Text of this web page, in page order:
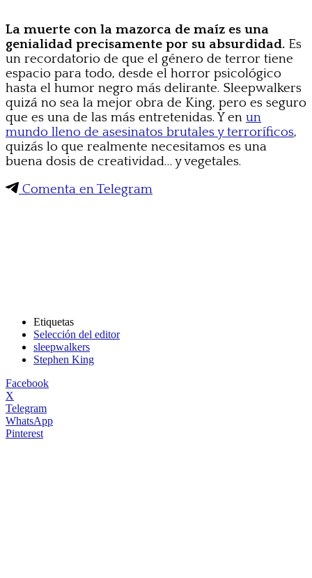
La muerte con la mazorca de maíz es una
genialidad precisamente por su absurdidad. Es
un recordatorio de que el género de terror tiene
espacio para todo, desde el horror psicológico
hasta el humor negro más delirante. Sleepwalkers
quizá no sea la mejor obra de King, pero es seguro
que es una de las más entretenidas. Y en un
mundo lleno de asesinatos brutales y terroríficos,
quizás lo que realmente necesitamos es una
buena dosis de creatividad… y vegetales.
Comenta en Telegram
Etiquetas
Selección del editor
sleepwalkers
Stephen King
Facebook
X
Telegram
WhatsApp
Pinterest